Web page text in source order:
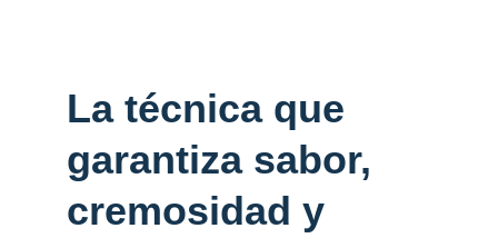
La técnica que
garantiza sabor,
cremosidad y